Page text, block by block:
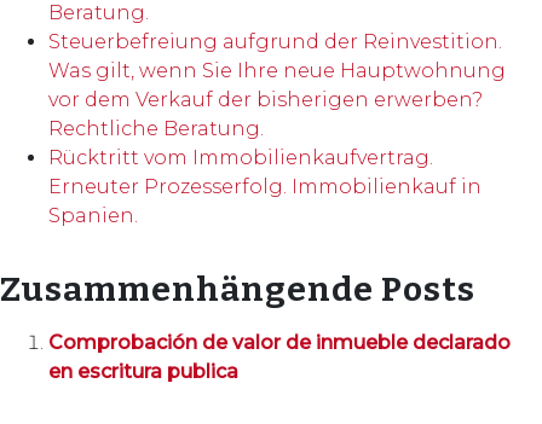
Beratung.
Steuerbefreiung aufgrund der Reinvestition.
Was gilt, wenn Sie Ihre neue Hauptwohnung
vor dem Verkauf der bisherigen erwerben?
Rechtliche Beratung.
Rücktritt vom Immobilienkaufvertrag.
Erneuter Prozesserfolg. Immobilienkauf in
Spanien.
Zusammenhängende Posts
Comprobación de valor de inmueble declarado
en escritura publica